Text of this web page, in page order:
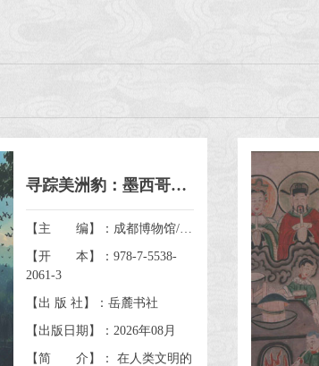
寻踪美洲豹：墨西哥古代文明
【主 编】：成都博物馆/墨西哥国家人类学与历史研究所/北京坤远文博展览有限公司
【开 本】：978-7-5538-
2061-3
【出 版 社】：岳麓书社
【出版日期】：2026年08月
【简 介】： 在人类文明的